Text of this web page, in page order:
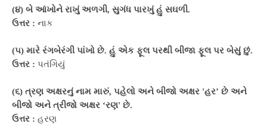
(૪) બે આંખોને રાખું અળગી, સુગંધ પારખું હું સઘળી.
ઉત્તર : નાક
(૫) મારે રંગબેરંગી પાંખો છે. હું એક ફૂલ પરથી બીજા ફૂલ પર બેસું છું.
ઉત્તર : પતંગિયું
(૬) ત્રણ અક્ષરનું નામ મારું, પહેલો અને બીજો અક્ષર 'હર’ છે અને
બીજો અને ત્રીજો અક્ષર ‘રણ' છે.
ઉત્તર : હરણ